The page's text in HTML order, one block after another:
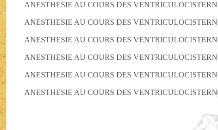
ANESTHESIE AU COURS DES
ANESTHESIE AU COURS DES
ANESTHESIE AU COURS DES
ANESTHESIE AU COURS DES
ANESTHESIE AU COURS DES
ANESTHESIE AU COURS DES